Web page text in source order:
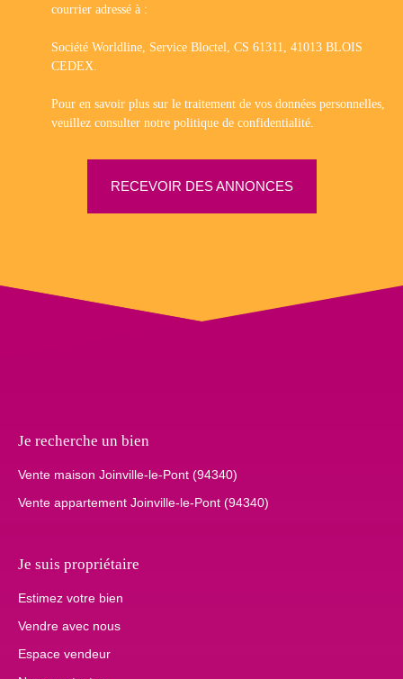
courrier adressé à :
Société Worldline, Service Bloctel, CS 61311, 41013 BLOIS
CEDEX.
Pour en savoir plus sur le traitement de vos données personnelles,
veuillez consulter notre politique de confidentialité
RECEVOIR DES ANNONCES
Je recherche un bien
Vente maison Joinville-le-Pont (94340)
Vente appartement Joinville-le-Pont (94340)
Je suis propriétaire
Estimez votre bien
Vendre avec nous
Espace vendeur